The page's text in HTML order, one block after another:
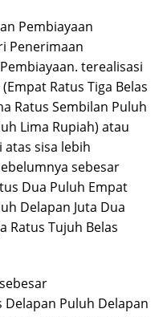
Pembiayaan
Penerimaan
terealisasi
Ratus Tiga Belas
Ratus Sembilan Puluh
Lima Rupiah) atau
atas sisa lebih
sebesar
Dua Puluh Empat
Delapan Juta Dua
Ratus Tujuh Belas
Delapan Puluh Delapan